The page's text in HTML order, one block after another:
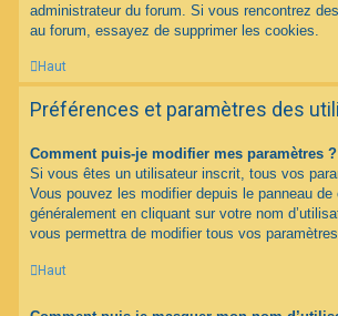
administrateur du forum. Si vous rencontrez
au forum, essayez de supprimer les cookies.
Haut
Préférences et paramètres des
Comment puis-je modifier mes paramètres ?
Si vous êtes un utilisateur inscrit, tous vos
Vous pouvez les modifier depuis le panneau
généralement en cliquant sur votre nom
vous permettra de modifier tous vos
Haut